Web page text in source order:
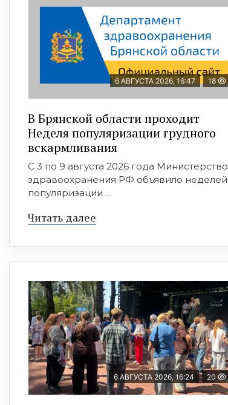
6 АВГУСТА 2026, 16:47 18
В Брянской области проходит
Неделя популяризации грудного
вскармливания
С 3 по 9 августа 2026 года Министерство
здравоохранения РФ объявило неделей
популяризации ...
Читать далее
6 АВГУСТА 2026, 16:24 20